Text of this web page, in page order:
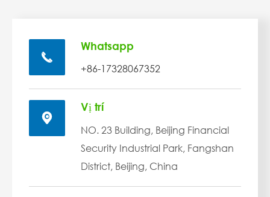

Whatsapp
+86-17328067352

Vị trí
NO. 23 Building, Beijing Financial
Security Industrial Park, Fangshan
District, Beijing, China